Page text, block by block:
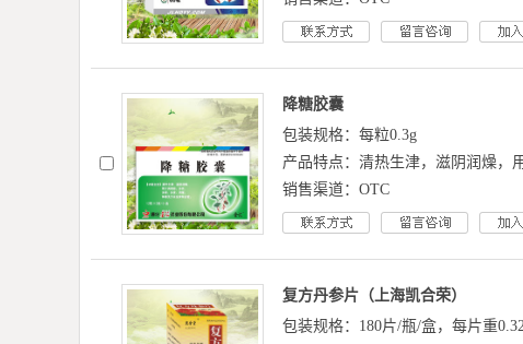
降糖胶囊
包装规格：每粒0.3g
产品特点：清热生津，滋阴润燥，
销售渠道：OTC
复方丹参片（上海凯合荣）
包装规格：180片/瓶/盒，每片重